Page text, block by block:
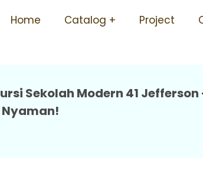
Home Catalog Project
Kuat 41
Sekolah Modern 41
Nyaman!